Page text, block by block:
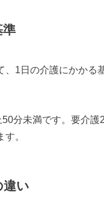
準
、1日の介護にかかる
分未満です。要介護
。
違い